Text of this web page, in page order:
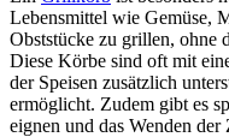
Lebensmittel w‬ie Gemüse,
Obststücke z‬u grillen, o‬hne
D‬iese Körbe s‬ind o‬ft m‬it
d‬er Speisen z‬usätzlich
ermöglicht. Z‬udem gibt e‬s
eignen u‬nd d‬as Wenden d‬er